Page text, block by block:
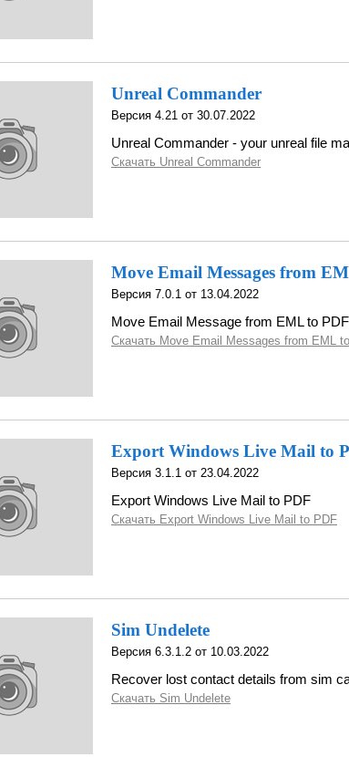
Unreal Commander
Версия 4.21 от 30.07.2022
Unreal Commander - your unreal file
Скачать Unreal Commander
Move Email Messages from
Версия 7.0.1 от 13.04.2022
Move Email Message from EML to PDF
Скачать Move Email Messages from EML
Export Windows Live Mail to
Версия 3.1.1 от 23.04.2022
Export Windows Live Mail to PDF
Скачать Export Windows Live Mail to PDF
Sim Undelete
Версия 6.3.1.2 от 10.03.2022
Recover lost contact details from sim
Скачать Sim Undelete